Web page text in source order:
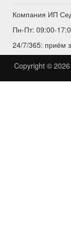
Компания ИП
Пн-Пт: 09:00-
24/7/365: приём
Copyright © 2026